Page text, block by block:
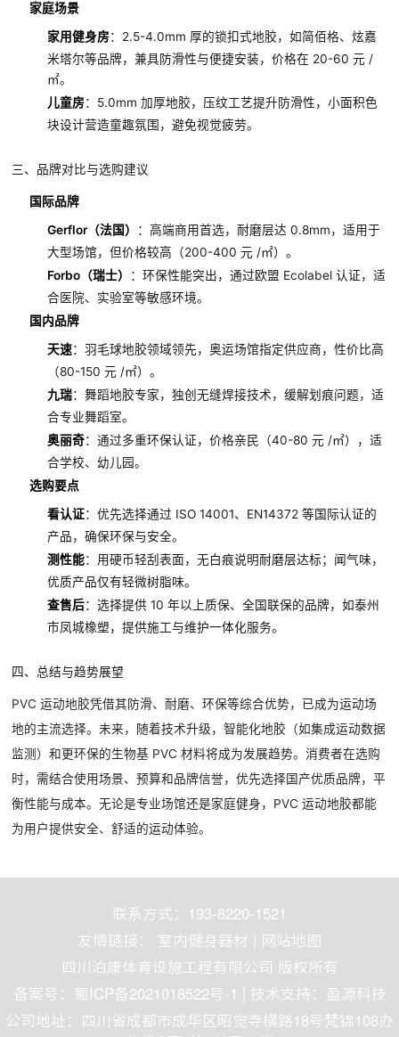
家庭场景
家用健身房：2.5-4.0mm 厚的锁扣式地胶，如简佰格、炫嘉
米塔尔等品牌，兼具防滑性与便捷安装，价格在 20-60 元 /
㎡。
儿童房：5.0mm 加厚地胶，压纹工艺提升防滑性，小面积色
块设计营造童趣氛围，避免视觉疲劳。
三、品牌对比与选购建议
国际品牌
Gerflor（法国）
：高端商用首选，耐磨层达 0.8mm，适用于
大型场馆，但价格较高（200-400 元 /㎡）。
Forbo（瑞士）
：环保性能突出，通过欧盟 Ecolabel 认证，适
合医院、实验室等敏感环境。
国内品牌
天速：羽毛球地胶领域领先，奥运场馆指定供应商，性价比高
（80-150 元 /㎡）。
九瑞：舞蹈地胶专家，独创无缝焊接技术，缓解划痕问题，适
合专业舞蹈室。
奥丽奇：通过多重环保认证，价格亲民（40-80 元 /㎡），适
合学校、幼儿园。
选购要点
看认证：优先选择通过 ISO 14001、EN14372 等国际认证的
产品，确保环保与安全。
测性能：用硬币轻刮表面，无白痕说明耐磨层达标；闻气味，
优质产品仅有轻微树脂味。
查售后：选择提供 10 年以上质保、全国联保的品牌，如泰州
市凤城橡塑，提供施工与维护一体化服务。
四、总结与趋势展望
PVC 运动地胶凭借其防滑、耐磨、环保等综合优势，已成为运动场
地的主流选择。未来，随着技术升级，智能化地胶（如集成运动数据
监测）和更环保的生物基 PVC 材料将成为发展趋势。消费者在选购
时，需结合使用场景、预算和品牌信誉，优先选择国产优质品牌，平
衡性能与成本。无论是专业场馆还是家庭健身，PVC 运动地胶都能
为用户提供安全、舒适的运动体验。
联系方式：193-8220-1521
友情链接： 室内健身器材
网站地图
四川泊康体育设施工程有限公司 版权所有
备案号：
蜀ICP备2021018522号-1 | 技术支持： 盈源科技
公司地址：四川省成都市成华区昭觉寺横路18号梵锦108办